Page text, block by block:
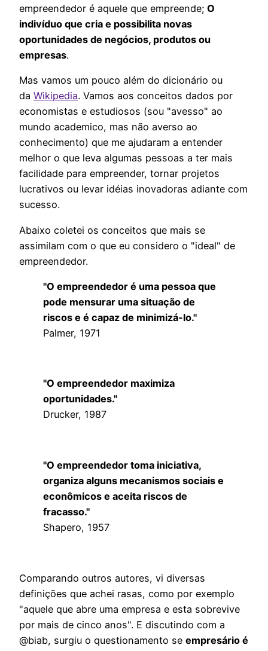
empreendedor é aquele que empreende; O
indivíduo que cria e possibilita novas
oportunidades de negócios, produtos ou
empresas.
Mas vamos um pouco além do dicionário ou
da Wikipedia. Vamos aos conceitos dados por
economistas e estudiosos (sou "avesso" ao
mundo academico, mas não averso ao
conhecimento) que me ajudaram a entender
melhor o que leva algumas pessoas a ter mais
facilidade para empreender, tornar projetos
lucrativos ou levar idéias inovadoras adiante com
sucesso.
Abaixo coletei os conceitos que mais se
assimilam com o que eu considero o "ideal" de
empreendedor.
"O empreendedor é uma pessoa que
pode mensurar uma situação de
riscos e é capaz de minimizá-lo."
Palmer, 1971
"O empreendedor maximiza
oportunidades."
Drucker, 1987
"O empreendedor toma iniciativa,
organiza alguns mecanismos sociais e
econômicos e aceita riscos de
fracasso."
Shapero, 1957
Comparando outros autores, vi diversas
definições que achei rasas, como por exemplo
"aquele que abre uma empresa e esta sobrevive
por mais de cinco anos". E discutindo com a
@biab, surgiu o questionamento se empresário é